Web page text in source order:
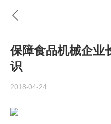
保障食品机械企业
识
2018-04-24